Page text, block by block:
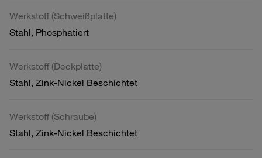
Werkstoff (Schweißplatte)
Stahl, Phosphatiert
Werkstoff (Deckplatte)
Stahl, Zink-Nickel Beschichtet
Werkstoff (Schraube)
Stahl, Zink-Nickel Beschichtet